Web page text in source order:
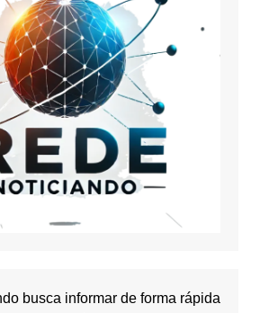
busca informar de forma rápida